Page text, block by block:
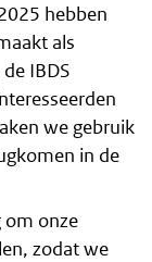
hebben
als
IBDS
we gebruik
in de
om onze
zodat we